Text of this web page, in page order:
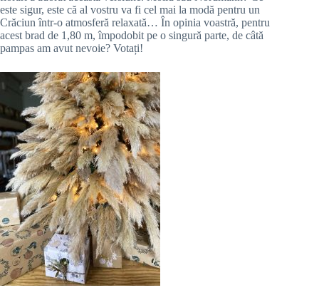
este sigur, este că al vostru va fi cel mai la modă pentru un
Crăciun într-o atmosferă relaxată… În opinia voastră, pentru
acest brad de 1,80 m, împodobit pe o singură parte, de câtă
pampas am avut nevoie? Votați!